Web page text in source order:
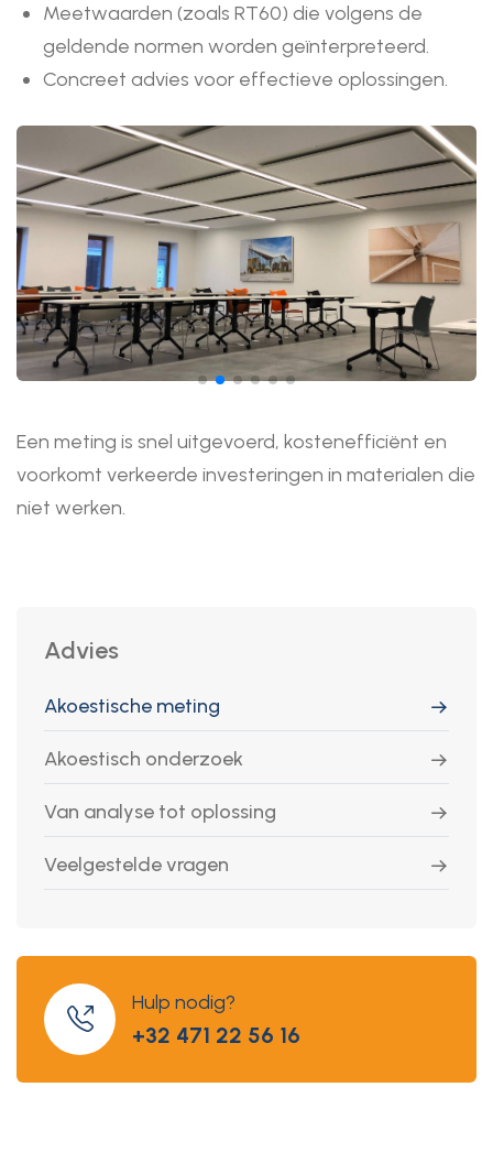
Advies
Akoestische meting
Akoestisch onderzoek
Van analyse tot oplossing
Veelgestelde vragen
Hulp nodig?
+32 471 22 56 16
Meetwaarden (zoals RT60) die volgens de
geldende normen worden geïnterpreteerd.
Concreet advies voor effectieve oplossingen.
Afbeeldingen
Een meting is snel uitgevoerd, kostenefficiënt en
voorkomt verkeerde investeringen in materialen die
niet werken.